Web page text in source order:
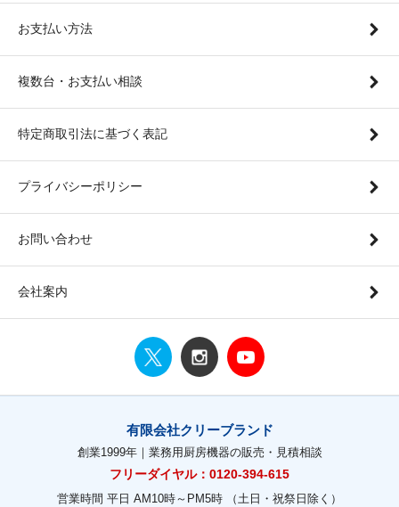
お支払い方法
複数台・お支払い相談
特定商取引法に基づく表記
プライバシーポリシー
お問い合わせ
会社案内
有限会社クリーブランド
創業1999年｜業務用厨房機器の販売・見積相談
フリーダイヤル：0120-394-615
営業時間 平日 AM10時～PM5時 （土日・祝祭日除く）